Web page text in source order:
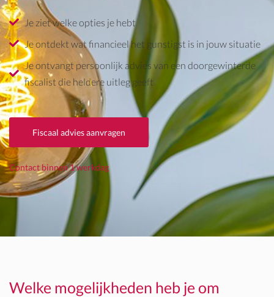
Je ziet welke opties je hebt
Je ontdekt wat financieel het gunstigst is in jouw situatie
Je ontvangt persoonlijk advies van een doorgewinterde
fiscalist die heldere uitleg geeft
Fiscaal advies aanvragen
Contact binnen 1 werkdag
Welke mogelijkheden heb je om